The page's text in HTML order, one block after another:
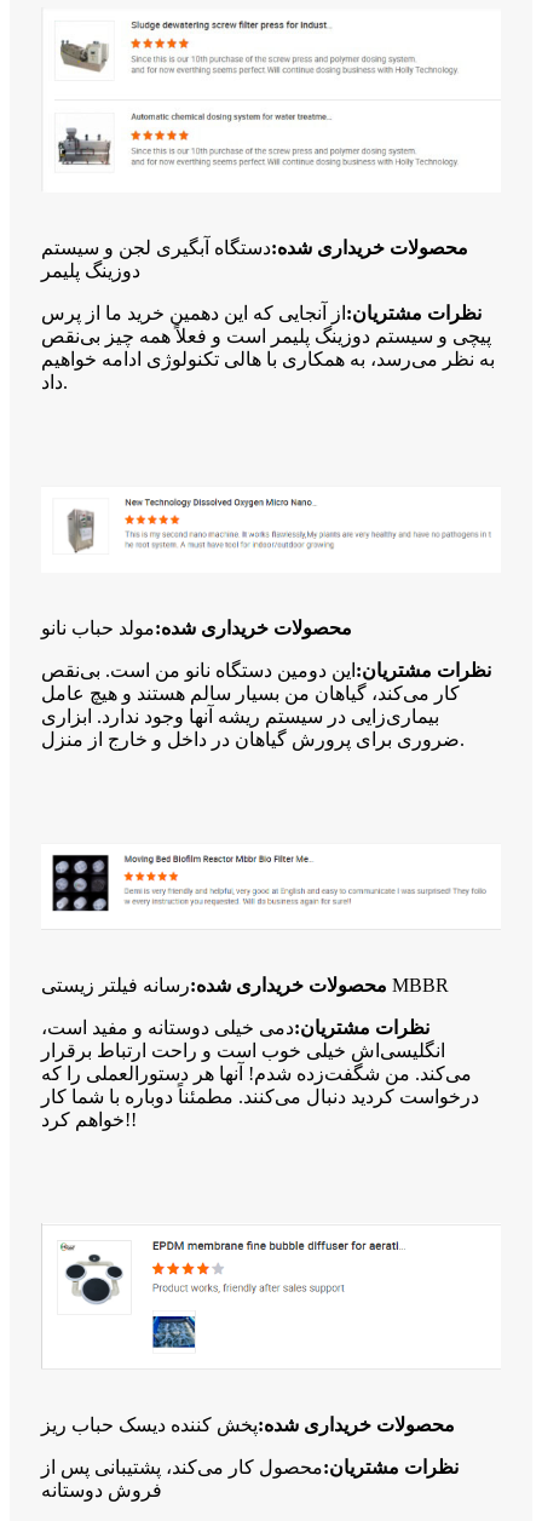
محصولات خریداری شده:دستگاه آبگیری لجن و سیستم
دوزینگ پلیمر
نظرات مشتریان: از آنجایی که این دهمین خرید ما از پرس
پیچی و سیستم دوزینگ پلیمر است و فعلاً همه چیز بی‌نقص
به نظر می‌رسد، به همکاری با هالی تکنولوژی ادامه خواهیم
داد.
محصولات خریداری شده:مولد حباب نانو
نظرات مشتریان: این دومین دستگاه نانو من است. بی‌نقص
کار می‌کند، گیاهان من بسیار سالم هستند و هیچ عامل
بیماری‌زایی در سیستم ریشه آنها وجود ندارد. ابزاری
ضروری برای پرورش گیاهان در داخل و خارج از منزل.
محصولات خریداری شده: رسانه فیلتر زیستی MBBR
نظرات مشتریان:دمی خیلی دوستانه و مفید است،
انگلیسی‌اش خیلی خوب است و راحت ارتباط برقرار
می‌کند. من شگفت‌زده شدم! آنها هر دستورالعملی را که
درخواست کردید دنبال می‌کنند. مطمئناً دوباره با شما کار
خواهم کرد!!
محصولات خریداری شده:پخش کننده دیسک حباب ریز
نظرات مشتریان:محصول کار می‌کند، پشتیبانی پس از
فروش دوستانه